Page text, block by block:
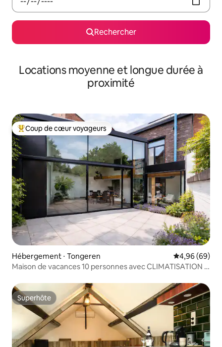
Rechercher
Locations moyenne et longue durée à
proximité
Coups de cœur voyageurs les plus appréciés
Coup de cœur voyageurs
Hébergement ⋅ Tongeren Évaluation
4,96 (69)
Maison de vacances 10 personnes avec CLIMATISATION -
Superhôte
Superhôte